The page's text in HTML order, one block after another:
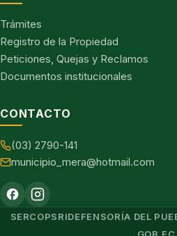
Trámites
Registro de la Propiedad
Peticiones, Quejas y Reclamos
Documentos institucionales
CONTACTO
(03) 2790-141
municipio_mera@hotmail.com
SERCOPSRIDEFENSORÍA DEL